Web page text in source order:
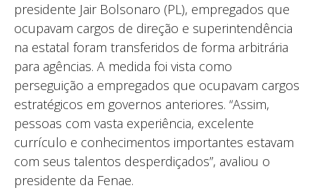
presidente Jair Bolsonaro (PL), empregados que
ocupavam cargos de direção e superintendência
na estatal foram transferidos de forma arbitrária
para agências. A medida foi vista como
perseguição a empregados que ocupavam cargos
estratégicos em governos anteriores. “Assim,
pessoas com vasta experiência, excelente
currículo e conhecimentos importantes estavam
com seus talentos desperdiçados”, avaliou o
presidente da Fenae.